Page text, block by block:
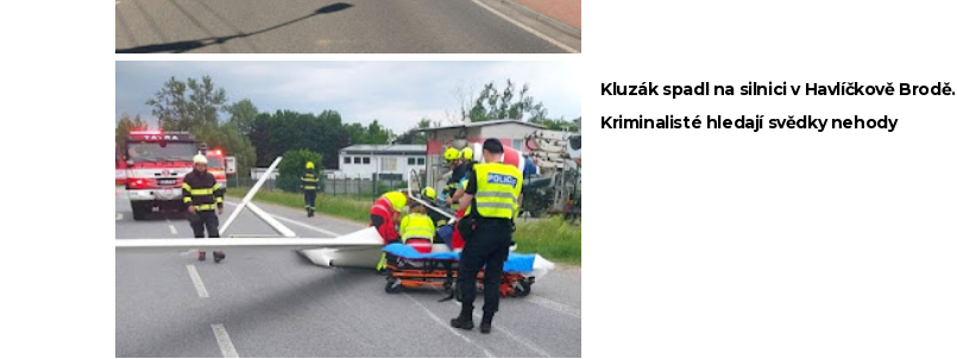
Kluzák spadl na silnici v Havlíčkově Brodě.
Kriminalisté hledají svědky nehody